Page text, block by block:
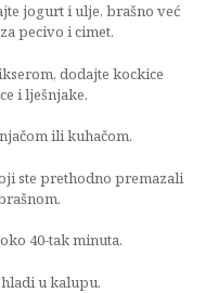
jogurt i ulje, brašno već
pecivo i cimet.
dodajte kockice
i lješnjake.
ili kuhačom.
ste prethodno premazali
40-tak minuta.
u kalupu.